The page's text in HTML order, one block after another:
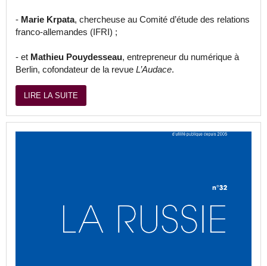
- Marie Krpata, chercheuse au Comité d’étude des relations
franco-allemandes (IFRI) ;
- et Mathieu Pouydesseau, entrepreneur du numérique à
Berlin, cofondateur de la revue L’Audace.
LIRE LA SUITE